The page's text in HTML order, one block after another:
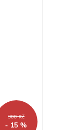
300 Kč
- 15 %